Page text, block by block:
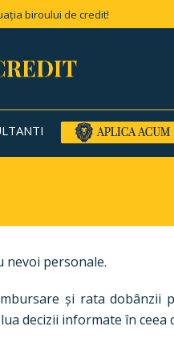
biroului de credit!
personale.
și rata
decizii informate în ceea